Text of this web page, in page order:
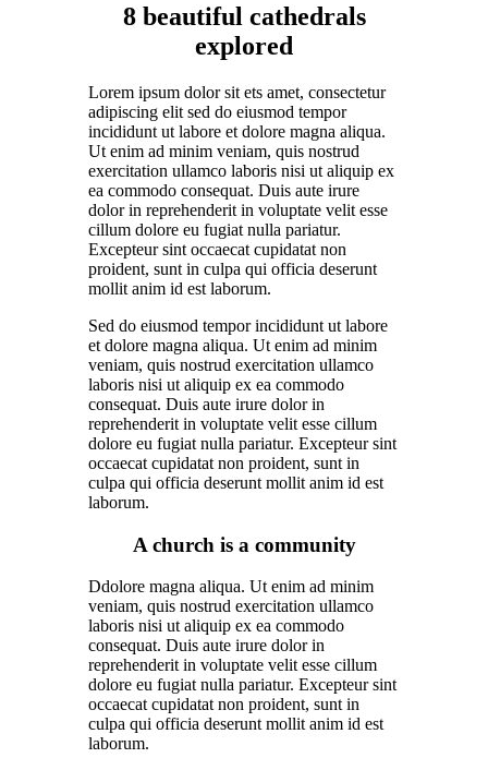
8 beautiful cathedrals
explored
Lorem ipsum dolor sit ets amet, consectetur
adipiscing elit sed do eiusmod tempor
incididunt ut labore et dolore magna aliqua.
Ut enim ad minim veniam, quis nostrud
exercitation ullamco laboris nisi ut aliquip ex
ea commodo consequat. Duis aute irure
dolor in reprehenderit in voluptate velit esse
cillum dolore eu fugiat nulla pariatur.
Excepteur sint occaecat cupidatat non
proident, sunt in culpa qui officia deserunt
mollit anim id est laborum.
Sed do eiusmod tempor incididunt ut labore
et dolore magna aliqua. Ut enim ad minim
veniam, quis nostrud exercitation ullamco
laboris nisi ut aliquip ex ea commodo
consequat. Duis aute irure dolor in
reprehenderit in voluptate velit esse cillum
dolore eu fugiat nulla pariatur. Excepteur sint
occaecat cupidatat non proident, sunt in
culpa qui officia deserunt mollit anim id est
laborum.
A church is a community
Ddolore magna aliqua. Ut enim ad minim
veniam, quis nostrud exercitation ullamco
laboris nisi ut aliquip ex ea commodo
consequat. Duis aute irure dolor in
reprehenderit in voluptate velit esse cillum
dolore eu fugiat nulla pariatur. Excepteur sint
occaecat cupidatat non proident, sunt in
culpa qui officia deserunt mollit anim id est
laborum.